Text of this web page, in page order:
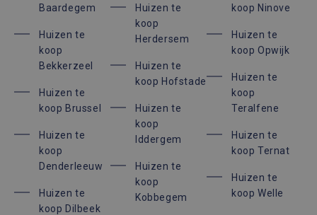
Baardegem
Huizen te
koop
Bekkerzeel
Huizen te
koop Brussel
Huizen te
koop
Denderleeuw
Huizen te
koop Dilbeek
Huizen te
koop
Herdersem
Huizen te
koop Hofstade
Huizen te
koop
Iddergem
Huizen te
koop
Kobbegem
koop Ninove
Huizen te
koop Opwijk
Huizen te
koop
Teralfene
Huizen te
koop Ternat
Huizen te
koop Welle